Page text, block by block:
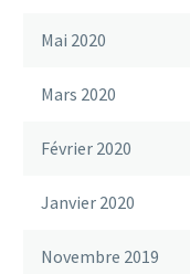
Mai 2020
Mars 2020
Février 2020
Janvier 2020
Novembre 2019